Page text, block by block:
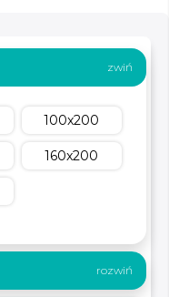
100x200
160x200